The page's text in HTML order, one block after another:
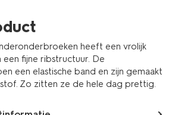
heeft een vrolijk
fijne ribstructuur. De
een elastische band en zijn gemaakt
Zo zitten ze de hele dag prettig.